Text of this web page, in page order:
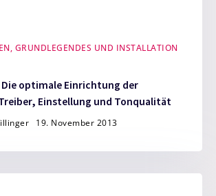
GRUNDLEGENDES UND INSTALLATION
Die optimale Einrichtung der
Einstellung und Tonqualität
19. November 2013